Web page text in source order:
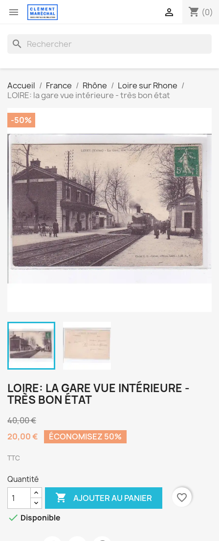
 shopping_cart (0)

search
Accueil France Rhône
Loire sur Rhone
LOIRE: la gare vue intérieure - très bon état
-50%
LOIRE: LA GARE VUE INTÉRIEURE -
TRÈS BON ÉTAT
40,00 €
20,00 €
ÉCONOMISEZ 50%
TTC
Quantité
 AJOUTER AU PANIER
favorite_border
 Disponible